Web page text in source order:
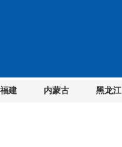
福建 内蒙古 黑龙江